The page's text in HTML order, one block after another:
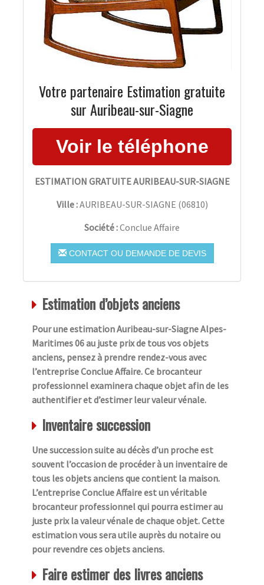
Votre partenaire Estimation gratuite
sur Auribeau-sur-Siagne
ESTIMATION GRATUITE AURIBEAU-SUR-SIAGNE
Ville :AURIBEAU-SUR-SIAGNE (06810)
Société :Conclue Affaire
CONTACT OU DEMANDE DE DEVIS
Estimation d’objets anciens
Pour une estimation Auribeau-sur-Siagne Alpes-
Maritimes 06 au juste prix de tous vos objets
anciens, pensez à prendre rendez-vous avec
l’entreprise Conclue Affaire. Ce brocanteur
professionnel examinera chaque objet afin de les
authentifier et d’estimer leur valeur vénale.
Inventaire succession
Une succession suite au décès d’un proche est
souvent l’occasion de procéder à un inventaire de
tous les objets anciens que contient la maison.
L’entreprise Conclue Affaire est un véritable
brocanteur professionnel qui pourra estimer au
juste prix la valeur vénale de chaque objet. Cette
estimation vous sera utile auprès du notaire ou
pour revendre ces objets anciens.
Faire estimer des livres anciens